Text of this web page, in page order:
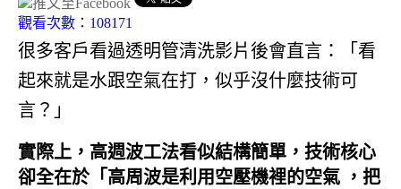
觀看次數：108171
很多客戶看過透明管清洗影片後會直言：「看
起來就是水跟空氣在打，似乎沒什麼技術可
言？」
實際上，高週波工法看似結構簡單，技術核心
卻全在於「 高周波是利用空壓機裡的空氣 ，把